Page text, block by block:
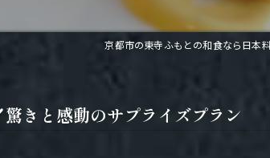
京都市の東寺ふもとの和食なら日本
きと感動のサプライズプラン